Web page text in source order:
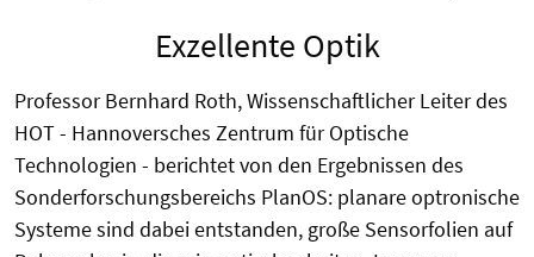
Exzellente Optik
Professor Bernhard Roth, Wissenschaftlicher Leiter des
HOT - Hannoversches Zentrum für Optische
Technologien - berichtet von den Ergebnissen des
Sonderforschungsbereichs PlanOS: planare optronische
Systeme sind dabei entstanden, große Sensorfolien auf